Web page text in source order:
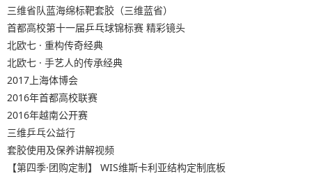
三维省队蓝海绵标靶套胶（三维蓝省）
首都高校第十一届乒乓球锦标赛 精彩镜头
北欧七 · 重构传奇经典
北欧七 · 手艺人的传承经典
2017上海体博会
2016年首都高校联赛
2016年越南公开赛
三维乒乓公益行
套胶使用及保养讲解视频
【第四季·团购定制】 WIS维斯卡利亚结构定制底板